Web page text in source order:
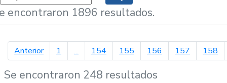
encontraron 1896 resultados.
Anteriorpágina anterior
1 ... 154 155 156 157 158
Se encontraron 248 resultados